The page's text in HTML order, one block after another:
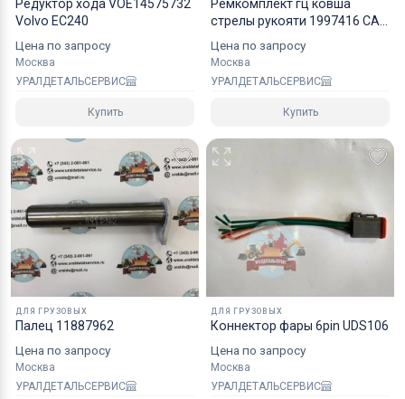
Специалисты компании готовы взять на себя все
мероприятия по оформлению документов и
перевозке вашего заказа в любой регион РФ, в
страны СНГ, Азии и ЕС.
Редуктор хода VOE14575732
Volvo EC240
Цена по запросу
Москва
УРАЛДЕТАЛЬСЕРВИС
Купить
Ремкомплект гц ковша
стрелы рукояти 1997416 CAT
Цена по запросу
Москва
УРАЛДЕТАЛЬСЕРВИС
Купить
ДЛЯ ГРУЗОВЫХ
Палец 11887962
Цена по запросу
Москва
УРАЛДЕТАЛЬСЕРВИС
ДЛЯ ГРУЗОВЫХ
Коннектор фары 6pin UDS106
Цена по запросу
Москва
УРАЛДЕТАЛЬСЕРВИС